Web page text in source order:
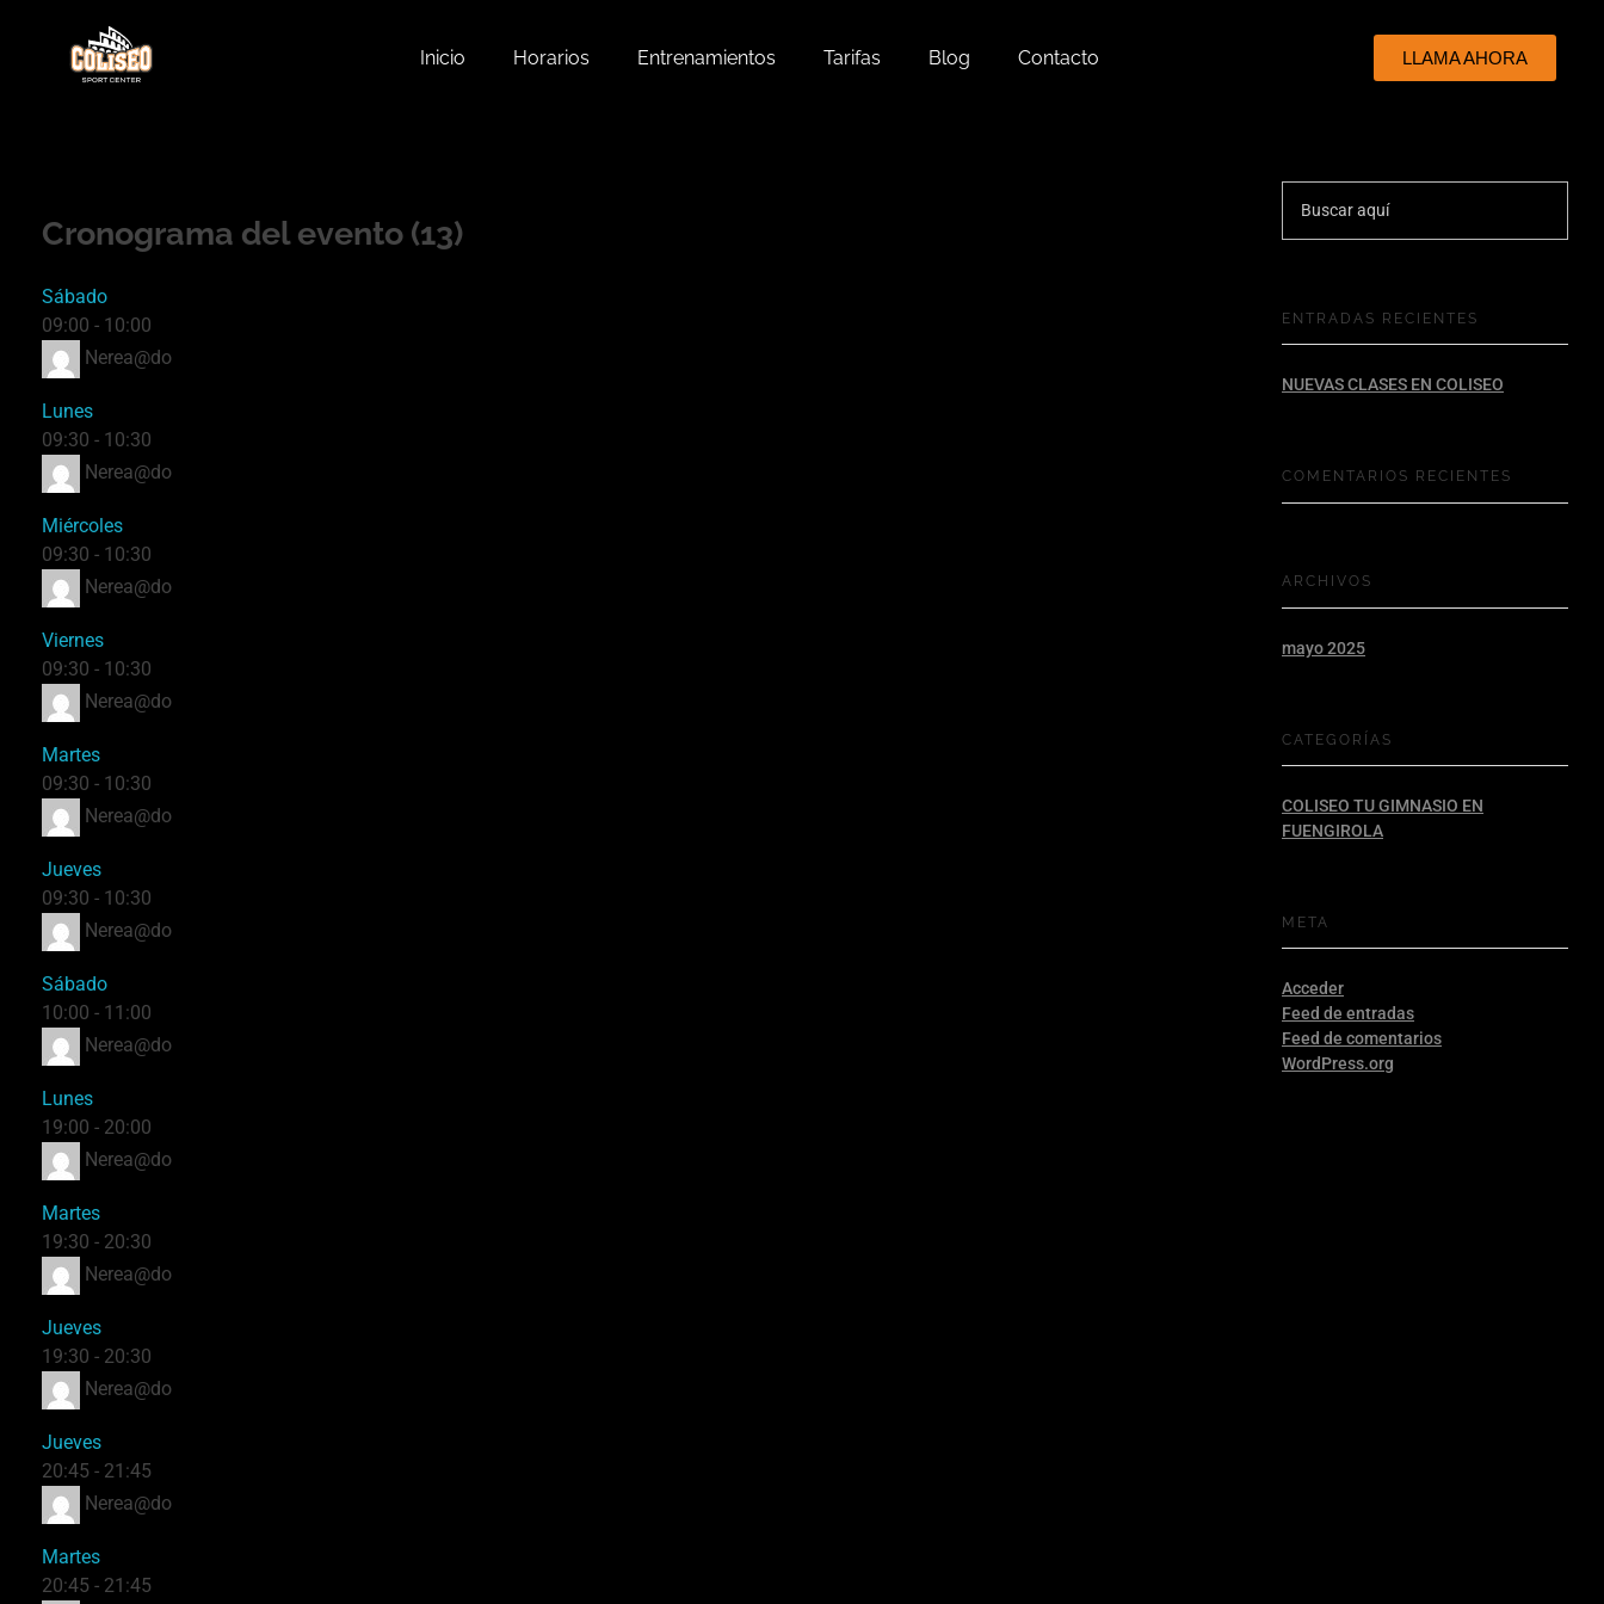
Inicio Horarios Entrenamientos Tarifas Blog Contacto LLAMA AHORA
Cronograma del evento (13)
Sábado
09:00 - 10:00
Nerea@do
Lunes
09:30 - 10:30
Nerea@do
Miércoles
09:30 - 10:30
Nerea@do
Viernes
09:30 - 10:30
Nerea@do
Martes
09:30 - 10:30
Nerea@do
Jueves
09:30 - 10:30
Nerea@do
Sábado
10:00 - 11:00
Nerea@do
Lunes
19:00 - 20:00
Nerea@do
Martes
19:30 - 20:30
Nerea@do
Jueves
19:30 - 20:30
Nerea@do
Jueves
20:45 - 21:45
Nerea@do
Martes
20:45 - 21:45
ENTRADAS RECIENTES
NUEVAS CLASES EN COLISEO
COMENTARIOS RECIENTES
ARCHIVOS
mayo 2025
CATEGORÍAS
COLISEO TU GIMNASIO EN
FUENGIROLA
META
Acceder
Feed de entradas
Feed de comentarios
WordPress.org